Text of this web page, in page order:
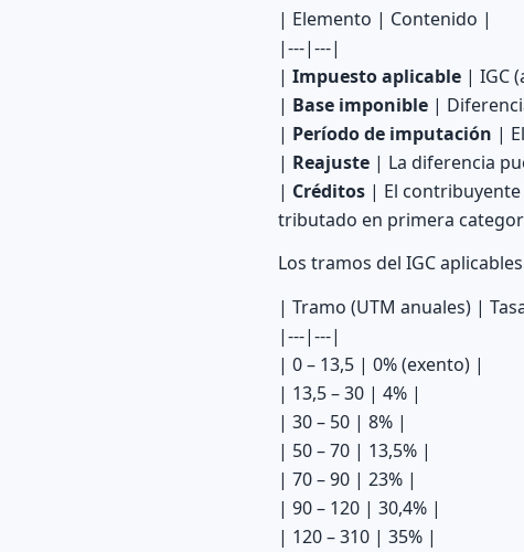
| Elemento | Contenido |
|---|---|
| Impuesto aplicable | IGC
| Base imponible |
| Período de imputación |
| Reajuste | La diferencia
| Créditos | El
tributado en primera
Los tramos del IGC
| Tramo (UTM anuales) |
|---|---|
| 0 – 13,5 | 0% (exento) |
| 13,5 – 30 | 4% |
| 30 – 50 | 8% |
| 50 – 70 | 13,5% |
| 70 – 90 | 23% |
| 90 – 120 | 30,4% |
| 120 – 310 | 35% |